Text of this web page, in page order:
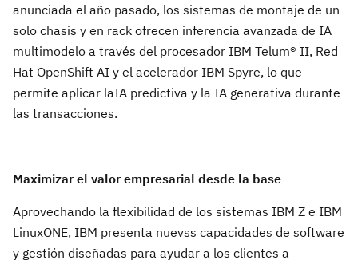
anunciada el año pasado, los sistemas de montaje de un
solo chasis y en rack ofrecen inferencia avanzada de IA
multimodelo a través del procesador IBM Telum® II, Red
Hat OpenShift AI y el acelerador IBM Spyre, lo que
permite aplicar laIA predictiva y la IA generativa durante
las transacciones.
Maximizar el valor empresarial desde la base
Aprovechando la flexibilidad de los sistemas IBM Z e IBM
LinuxONE, IBM presenta nuevss capacidades de software
y gestión diseñadas para ayudar a los clientes a